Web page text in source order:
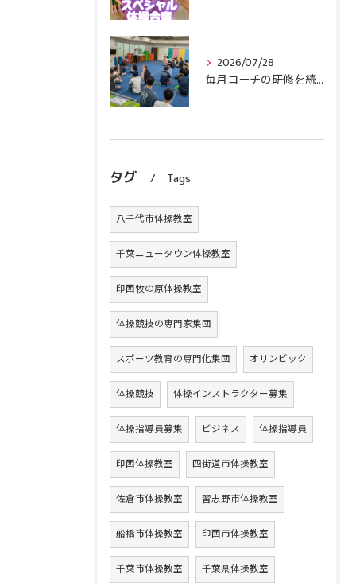
2026/07/28
毎月コーチの研修を続けます！
タグ Tags
八千代市体操教室
千葉ニュータウン体操教室
印西牧の原体操教室
体操競技の専門家集団
スポーツ教育の専門化集団 オリンピック
体操競技 体操インストラクター募集
体操指導員募集 ビジネス 体操指導員
印西体操教室 四街道市体操教室
佐倉市体操教室 習志野市体操教室
船橋市体操教室 印西市体操教室
千葉市体操教室 千葉県体操教室